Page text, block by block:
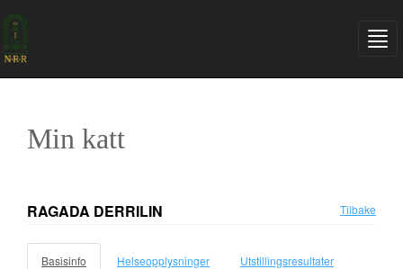
Min katt
RAGADA DERRILIN Tilbake
Basisinfo Helseopplysninger Utstillingsresultater